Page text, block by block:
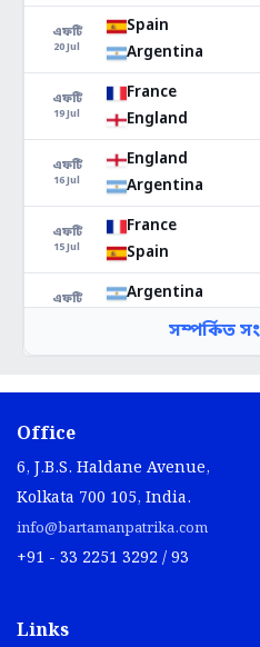
Office
6, J.B.S. Haldane Avenue,
Kolkata 700 105, India.
info@bartamanpatrika.com
+91 - 33 2251 3292 / 93
Links